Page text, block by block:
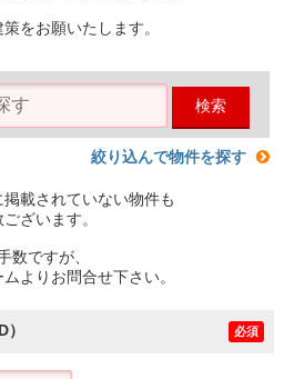
をお願いたします。
検索
絞り込んで物件を探す
載されていない物件も
ざいます。
数ですが、
よりお問合せ下さい。
必須